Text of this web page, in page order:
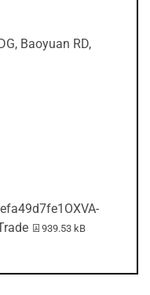
Baoyuan RD,
PDF-Datei:
939.53 kB